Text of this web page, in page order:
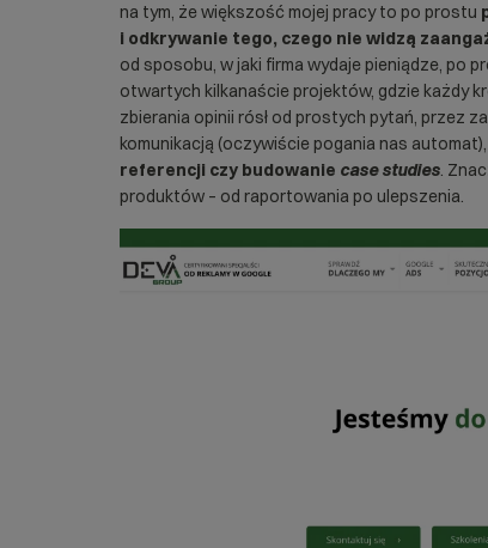
na tym, że większość mojej pracy to po prostu
i odkrywanie tego, czego nie widzą
od sposobu, w jaki firma wydaje pieniądze, po
otwartych kilkanaście projektów, gdzie każdy
zbierania opinii rósł od prostych pytań, przez
komunikacją (oczywiście pogania nas
referencji czy budowanie case studies.
produktów – od raportowania po ulepszenia.